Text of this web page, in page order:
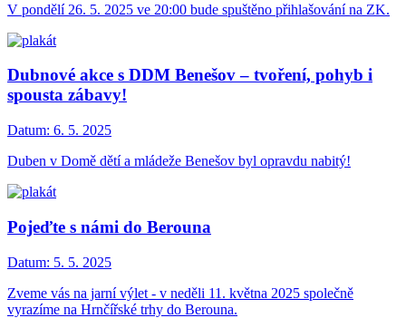
V pondělí 26. 5. 2025 ve 20:00 bude spuštěno přihlašování na ZK.
Dubnové akce s DDM Benešov – tvoření, pohyb i
spousta zábavy!
Datum: 6. 5. 2025
Duben v Domě dětí a mládeže Benešov byl opravdu nabitý!
Pojeďte s námi do Berouna
Datum: 5. 5. 2025
Zveme vás na jarní výlet - v neděli 11. května 2025 společně
vyrazíme na Hrnčířské trhy do Berouna.